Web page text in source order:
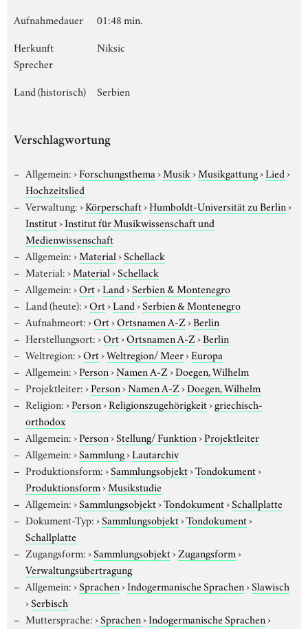
Aufnahmedauer
01:48 min.
Herkunft
Sprecher
Niksic
Land (historisch) Serbien
Verschlagwortung
Allgemein:›Forschungsthema›Musik›Musikgattung›Lied›
Hochzeitslied
Verwaltung:›Körperschaft›Humboldt-Universität zu Berlin›
Institut›Institut für Musikwissenschaft und
Medienwissenschaft
Allgemein:›Material›Schellack
Material:›Material›Schellack
Allgemein:›Ort›Land›Serbien & Montenegro
Land (heute):›Ort›Land›Serbien & Montenegro
Aufnahmeort:›Ort›Ortsnamen A-Z›Berlin
Herstellungsort:›Ort›Ortsnamen A-Z›Berlin
Weltregion:›Ort›Weltregion/ Meer›Europa
Allgemein:›Person›Namen A-Z›Doegen, Wilhelm
Projektleiter:›Person›Namen A-Z›Doegen, Wilhelm
Religion:›Person›Religionszugehörigkeit›griechisch-
orthodox
Allgemein:›Person›Stellung/ Funktion›Projektleiter
Allgemein:›Sammlung›Lautarchiv
Produktionsform:›Sammlungsobjekt›Tondokument›
Produktionsform›Musikstudie
Allgemein:›Sammlungsobjekt›Tondokument›Schallplatte
Dokument-Typ:›Sammlungsobjekt›Tondokument›
Schallplatte
Zugangsform:›Sammlungsobjekt›Zugangsform›
Verwaltungsübertragung
Allgemein:›Sprachen›Indogermanische Sprachen›Slawisch
›Serbisch
Muttersprache:›Sprachen›Indogermanische Sprachen›